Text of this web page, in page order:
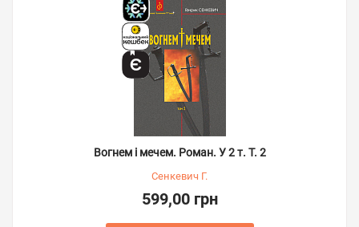
Вогнем і мечем. Роман. У 2 т. Т. 2
Сенкевич Г.
599,00 грн